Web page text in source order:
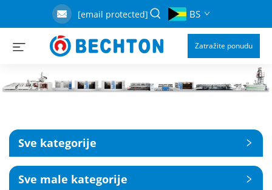
[email protected] BS
Zatražite ponudu
Sve kategorije
Sve male kategorije